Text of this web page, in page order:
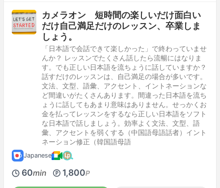
カメラオン 短時間の楽しいだけ面白い
だけ自己満足だけのレッスン、卒業しま
しょう。
「日本語で会話できて楽しかった」で終わっていませ
んか？ レッスンでたくさん話したら流暢にはなりま
す。でも正しい日本語を流ちょうに話していますか？
話すだけのレッスンは、自己満足の場合が多いです。
文法、文型、語彙、アクセント、イントネーションな
ど間違いがたくさんあります。間違った日本語を流ち
ょうに話してもあまり意味はありません。せっかくお
金を払ってレッスンをするなら正しい日本語をソフト
な日本語で話しましょう。効率よく文法、文型、語
彙、アクセントを弱くする（中国語母語話者）イント
ネーション修正（韓国語母語
Japanese
60min 1,800P